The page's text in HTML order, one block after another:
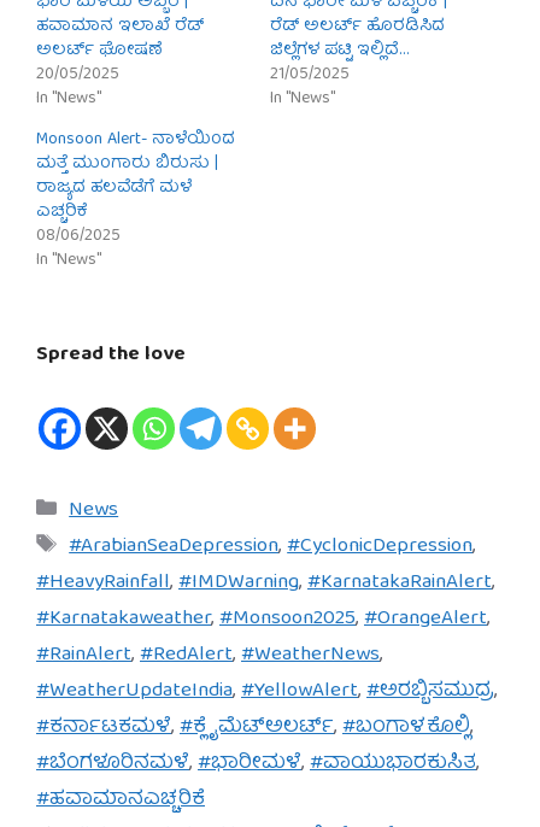
ಹವಾಮಾನ ಇಲಾಖೆ ರೆಡ್
ಅಲರ್ಟ್ ಘೋಷಣೆ
20/05/2025
In "News"
ರೆಡ್ ಅಲರ್ಟ್ ಹೊರಡಿಸಿದ
ಜಿಲ್ಲೆಗಳ ಪಟ್ಟಿ ಇಲ್ಲಿದೆ…
21/05/2025
In "News"
Monsoon Alert- ನಾಳೆಯಿಂದ
ಮತ್ತೆ ಮುಂಗಾರು ಬಿರುಸು |
ರಾಜ್ಯದ ಹಲವೆಡೆಗೆ ಮಳೆ
ಎಚ್ಚರಿಕೆ
08/06/2025
In "News"
Spread the love
Categories
News
Tags
#ArabianSeaDepression,#CyclonicDepression,
#HeavyRainfall,#IMDWarning,#KarnatakaRainAlert,
#Karnatakaweather,#Monsoon2025,#OrangeAlert,
#RainAlert,#RedAlert,#WeatherNews,
#WeatherUpdateIndia,#YellowAlert,#ಅರಬ್ಬಿಸಮುದ್ರ,
#ಕರ್ನಾಟಕಮಳೆ,#ಕ್ಲೈಮೆಟ್‌ಅಲರ್ಟ್,#ಬಂಗಾಳಕೊಲ್ಲಿ,
#ಬೆಂಗಳೂರಿನಮಳೆ,#ಭಾರೀಮಳೆ,#ವಾಯುಭಾರಕುಸಿತ,
#ಹವಾಮಾನಎಚ್ಚರಿಕೆ